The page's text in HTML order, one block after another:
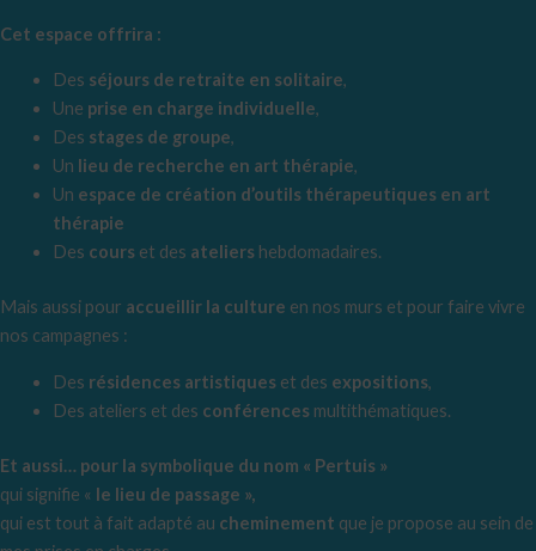
Cet espace offrira :
Des séjours de retraite en solitaire,
Une prise en charge individuelle,
Des stages de groupe,
Un lieu de recherche en art thérapie,
Un espace de création d’outils thérapeutiques en art
thérapie
Des courset des ateliershebdomadaires.
Mais aussi pour accueillir la culture en nos murs et pour faire vivre
nos campagnes :
Des résidences artistiqueset des expositions,
Des ateliers et des conférencesmultithématiques.
Et aussi… pour la symbolique du nom « Pertuis »
qui signifie « le lieu de passage »,
qui est tout à fait adapté au cheminement que je propose au sein de